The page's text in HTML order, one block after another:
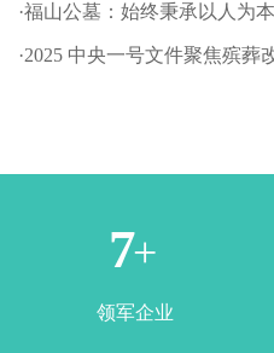
·福山公墓：始终秉承以人为
·2025 中央一号文件聚焦殡
1+
领军企业